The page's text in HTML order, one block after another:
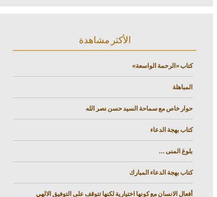
الأكثر مشاهدة
كتاب «الرحمة الواسعة»
المباهلة
حوار خاص مع سماحة السيد حسن نصر الله
كتاب بهجة الدعاء
بلوغ المنى ...
كتاب بهجة الدعاء المبارك
أفعال الانسان مع كونها اختيارية لكنها تتوقف على التوفيق الالهي